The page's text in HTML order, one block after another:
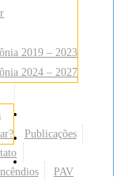
Sites
2019 – 2023
2024 – 2027
Publicações
PAV